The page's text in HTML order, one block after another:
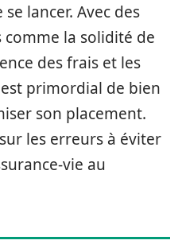
lancer. Avec des
la solidité de
des frais et les
primordial de bien
son placement.
les erreurs à éviter
vie au